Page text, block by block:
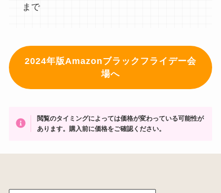
まで
2024年版Amazonブラックフライデー会
場へ
閲覧のタイミングによっては価格が変わっている可能性が
あります。購入前に価格をご確認ください。